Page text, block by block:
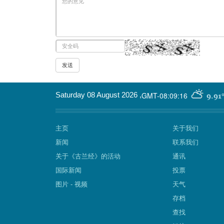
GMT-08:09:16 9.91°
Saturday 08 August 2026 ,
主页
新闻
关于《古兰经》的活动
国际新闻
图片 - 视频
关于我们
联系我们
通讯
投票
天气
存档
查找